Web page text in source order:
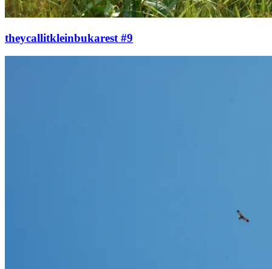
theycallitkleinbukarest #9